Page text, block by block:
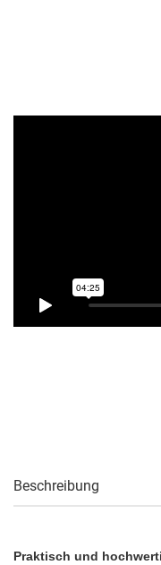
Beschreibung
Praktisch und